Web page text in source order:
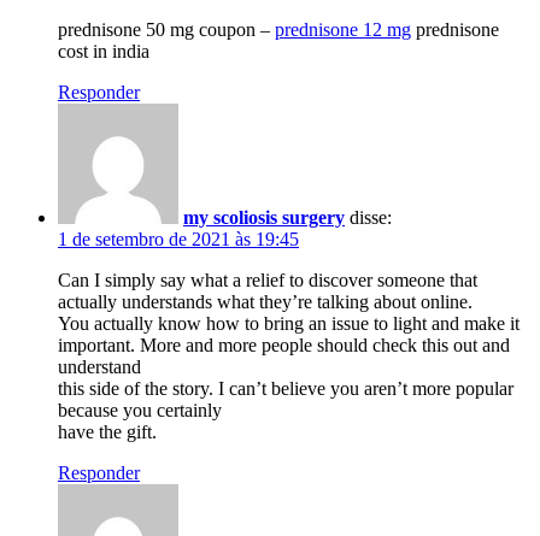
prednisone 50 mg coupon – prednisone 12 mg prednisone
cost in india
Responder
my scoliosis surgery disse:
1 de setembro de 2021 às 19:45
Can I simply say what a relief to discover someone that
actually understands what they’re talking about online.
You actually know how to bring an issue to light and make it
important. More and more people should check this out and
understand
this side of the story. I can’t believe you aren’t more popular
because you certainly
have the gift.
Responder